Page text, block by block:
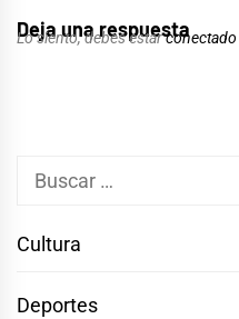
Deja una respuesta
Lo siento, debes estarconectado
Buscar:
Cultura
Deportes